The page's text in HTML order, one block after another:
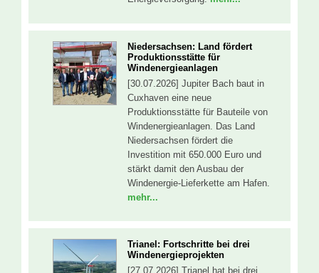
Niedersachsen: Land fördert
Produktionsstätte für
Windenergieanlagen
[30.07.2026] Jupiter Bach baut in
Cuxhaven eine neue
Produktionsstätte für Bauteile von
Windenergieanlagen. Das Land
Niedersachsen fördert die
Investition mit 650.000 Euro und
stärkt damit den Ausbau der
Windenergie-Lieferkette am Hafen.
mehr...
Trianel: Fortschritte bei drei
Windenergieprojekten
[27.07.2026] Trianel hat bei drei